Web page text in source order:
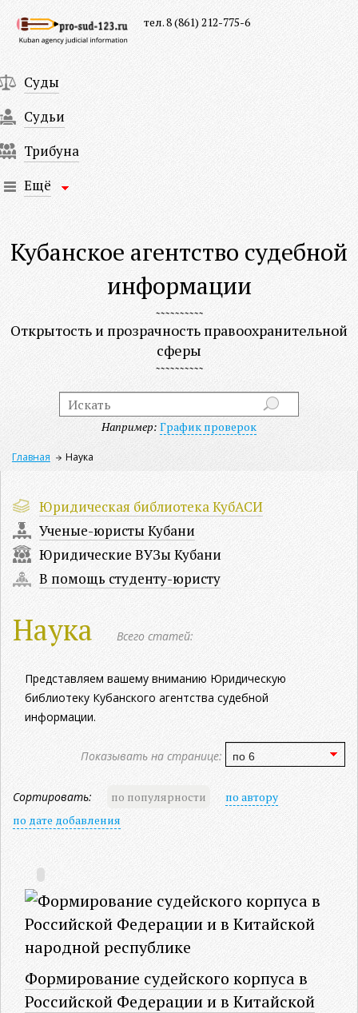
Суды
Судьи
Трибуна
Ещё
тел. 8 (861) 212-775-6
Кубанское агентство судебной
информации
Открытость и прозрачность правоохранительной
сферы
Например: График проверок
Главная Наука
Юридическая библиотека КубАСИ
Ученые-юристы Кубани
Юридические ВУЗы Кубани
В помощь студенту-юристу
Наука Всего статей:
Представляем вашему вниманию Юридическую
библиотеку Кубанского агентства судебной
информации.
Показывать на странице:
Сортировать: по популярности
по автору
по дате добавления
Формирование судейского корпуса в
Российской Федерации и в Китайской